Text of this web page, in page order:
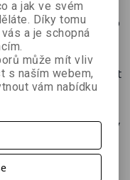
nových návyků,
vašeho
v domácnosti nebo
jednoduchými
závislostí, udělat
urovnat svůj život
užívali. A to
malou změnou každý
nových návyků,
a jak ve svém
Díky tomu
a je schopná
může mít vliv
s naším webem,
vám nabídku